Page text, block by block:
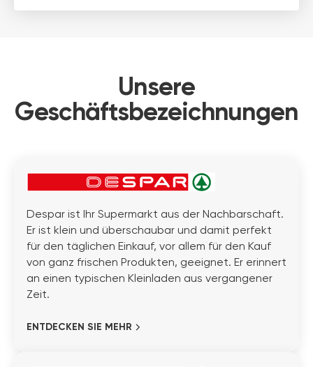
Unsere
Geschäftsbezeichnungen
Despar ist Ihr Supermarkt aus der Nachbarschaft.
Er ist klein und überschaubar und damit perfekt
für den täglichen Einkauf, vor allem für den Kauf
von ganz frischen Produkten, geeignet. Er erinnert
an einen typischen Kleinladen aus vergangener
Zeit.
ENTDECKEN SIE MEHR